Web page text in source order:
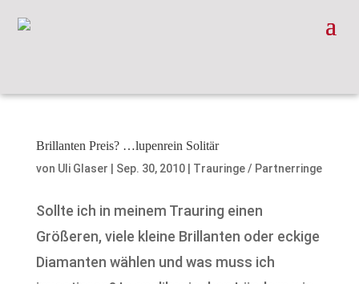
Brillanten Preis? …lupenrein Solitär
von Uli Glaser Sep. 30, 2010| Trauringe / Partnerringe
Sollte ich in meinem Trauring einen
Größeren, viele kleine Brillanten oder eckige
Diamanten wählen und was muss ich